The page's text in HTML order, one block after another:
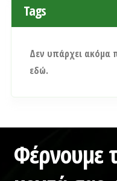
Tags
Δεν υπάρχει ακόμα
εδώ.
Φέρνουμε